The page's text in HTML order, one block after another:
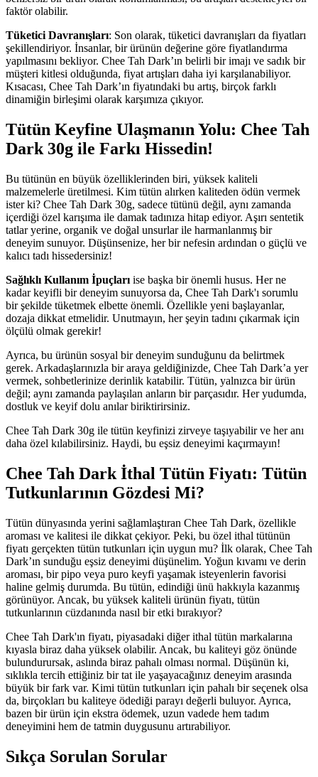
faktör olabilir.
Tüketici Davranışları: Son olarak, tüketici davranışları da fiyatları
şekillendiriyor. İnsanlar, bir ürünün değerine göre fiyatlandırma
yapılmasını bekliyor. Chee Tah Dark’ın belirli bir imajı ve sadık bir
müşteri kitlesi olduğunda, fiyat artışları daha iyi karşılanabiliyor.
Kısacası, Chee Tah Dark’ın fiyatındaki bu artış, birçok farklı
dinamiğin birleşimi olarak karşımıza çıkıyor.
Tütün Keyfine Ulaşmanın Yolu: Chee Tah
Dark 30g ile Farkı Hissedin!
Bu tütünün en büyük özelliklerinden biri, yüksek kaliteli
malzemelerle üretilmesi. Kim tütün alırken kaliteden ödün vermek
ister ki? Chee Tah Dark 30g, sadece tütünü değil, aynı zamanda
içerdiği özel karışıma ile damak tadınıza hitap ediyor. Aşırı sentetik
tatlar yerine, organik ve doğal unsurlar ile harmanlanmış bir
deneyim sunuyor. Düşünsenize, her bir nefesin ardından o güçlü ve
kalıcı tadı hissedersiniz!
Sağlıklı Kullanım İpuçları ise başka bir önemli husus. Her ne
kadar keyifli bir deneyim sunuyorsa da, Chee Tah Dark'ı sorumlu
bir şekilde tüketmek elbette önemli. Özellikle yeni başlayanlar,
dozaja dikkat etmelidir. Unutmayın, her şeyin tadını çıkarmak için
ölçülü olmak gerekir!
Ayrıca, bu ürünün sosyal bir deneyim sunduğunu da belirtmek
gerek. Arkadaşlarınızla bir araya geldiğinizde, Chee Tah Dark’a yer
vermek, sohbetlerinize derinlik katabilir. Tütün, yalnızca bir ürün
değil; aynı zamanda paylaşılan anların bir parçasıdır. Her yudumda,
dostluk ve keyif dolu anılar biriktirirsiniz.
Chee Tah Dark 30g ile tütün keyfinizi zirveye taşıyabilir ve her anı
daha özel kılabilirsiniz. Haydi, bu eşsiz deneyimi kaçırmayın!
Chee Tah Dark İthal Tütün Fiyatı: Tütün
Tutkunlarının Gözdesi Mi?
Tütün dünyasında yerini sağlamlaştıran Chee Tah Dark, özellikle
aroması ve kalitesi ile dikkat çekiyor. Peki, bu özel ithal tütünün
fiyatı gerçekten tütün tutkunları için uygun mu? İlk olarak, Chee Tah
Dark’ın sunduğu eşsiz deneyimi düşünelim. Yoğun kıvamı ve derin
aroması, bir pipo veya puro keyfi yaşamak isteyenlerin favorisi
haline gelmiş durumda. Bu tütün, edindiği ünü hakkıyla kazanmış
görünüyor. Ancak, bu yüksek kaliteli ürünün fiyatı, tütün
tutkunlarının cüzdanında nasıl bir etki bırakıyor?
Chee Tah Dark'ın fiyatı, piyasadaki diğer ithal tütün markalarına
kıyasla biraz daha yüksek olabilir. Ancak, bu kaliteyi göz önünde
bulundurursak, aslında biraz pahalı olması normal. Düşünün ki,
sıklıkla tercih ettiğiniz bir tat ile yaşayacağınız deneyim arasında
büyük bir fark var. Kimi tütün tutkunları için pahalı bir seçenek olsa
da, birçokları bu kaliteye ödediği parayı değerli buluyor. Ayrıca,
bazen bir ürün için ekstra ödemek, uzun vadede hem tadım
deneyimini hem de tatmin duygusunu artırabiliyor.
Sıkça Sorulan Sorular